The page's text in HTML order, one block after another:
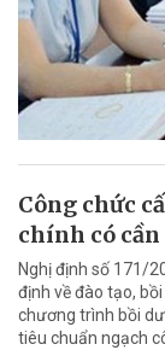
Công chức
chính có
Nghị định số 171/
định về đào tạo,
chương trình bồi
tiêu chuẩn ngạch